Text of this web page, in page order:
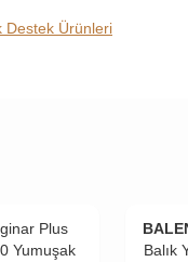
Destek Ürünleri
Plus
Yumuşak
Balık